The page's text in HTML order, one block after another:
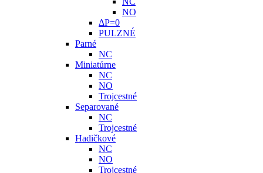
NO
ΔP=0
PULZNÉ
Parné
NC
Miniatúrne
NC
NO
Trojcestné
Separované
NC
Trojcestné
Hadičkové
NC
NO
Trojcestné